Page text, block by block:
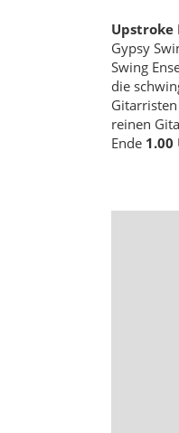
Upstroke
Gypsy
Swing
die
reinen
Ende 1.00